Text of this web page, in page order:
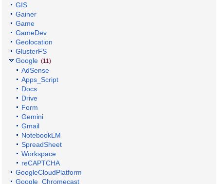
GIS
Gainer
Game
GameDev
Geolocation
GlusterFS
Google (11)
AdSense
Apps_Script
Docs
Drive
Form
Gemini
Gmail
NotebookLM
SpreadSheet
Workspace
reCAPTCHA
GoogleCloudPlatform
Google_Chromecast